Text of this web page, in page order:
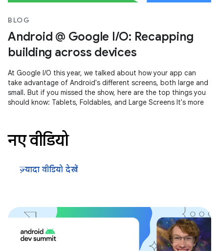
BLOG
Android @ Google I/O: Recapping
building across devices
At Google I/O this year, we talked about how your app can
take advantage of Android's different screens, both large and
small. But if you missed the show, here are the top things you
should know: Tablets, Foldables, and Large Screens It's more
नए वीडियो
ज़्यादा वीडियो देखें